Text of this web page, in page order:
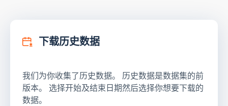
下载历史数据
我们为你收集了历史数据。 历史数据是数据集的前
版本。 选择开始及结束日期然后选择你想要下载的
数据。